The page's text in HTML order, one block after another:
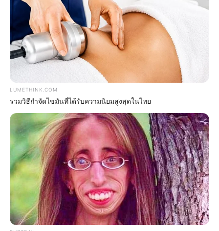
CTA LOVE
If You Owe $20,000 Across 4 Credit Cards, Stop
Sending 4 Separate Checks
JG WENTWORTH
LUMETHINK.COM
รวมวิธีกำจัดไขมันที่ได้รับความนิยมสูงสุดในไทย